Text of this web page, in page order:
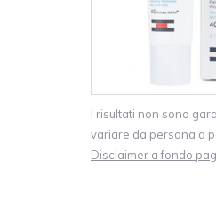
I risultati non sono
variare da persona a
Disclaimer a fondo